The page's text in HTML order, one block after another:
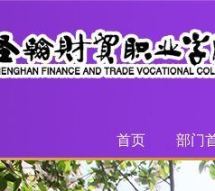
首页 部门